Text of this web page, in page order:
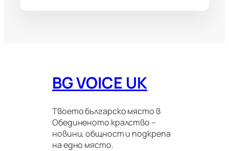
BG VOICE UK
Твоето българско място в
Обединеното кралство –
новини, общност и подкрепа
на едно място.